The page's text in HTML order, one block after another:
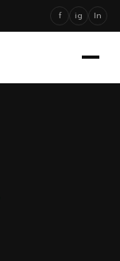
f ig ln